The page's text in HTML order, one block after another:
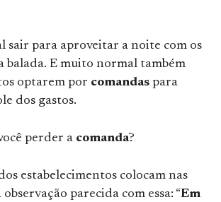
sair para aproveitar a noite com os
balada. E muito normal também
optarem por comandas para
dos gastos.
perder a comanda?
estabelecimentos colocam nas
parecida com essa: “Em